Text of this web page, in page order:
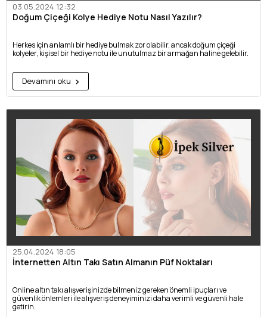
03.05.2024 12:32
Doğum Çiçeği Kolye Hediye Notu Nasıl Yazılır?
Herkes için anlamlı bir hediye bulmak zor olabilir, ancak doğum çiçeği
kolyeler, kişisel bir hediye notu ile unutulmaz bir armağan haline gelebilir.
Devamını oku
25.04.2024 18:05
İnternetten Altın Takı Satın Almanın Püf Noktaları
Online altın takı alışverişinizde bilmeniz gereken önemli ipuçları ve
güvenlik önlemleri ile alışveriş deneyiminizi daha verimli ve güvenli hale
getirin.